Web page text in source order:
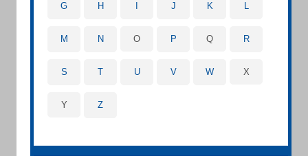
G H J K L
M N O P Q R
S T U V W X
Y Z